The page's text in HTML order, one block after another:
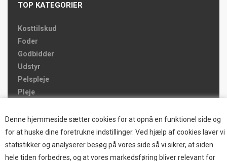
Denne hjemmeside sætter cookies for at opnå en funktionel side og
for at huske dine foretrukne indstillinger. Ved hjælp af cookies laver vi
statistikker og analyserer besøg på vores side så vi sikrer, at siden
hele tiden forbedres, og at vores markedsføring bliver relevant for
TOP KATEGORIER
Kosttilskud
Foder
Godbidder
Udstyr
Pelspleje
Pleje
Brands
TOP BRANDS